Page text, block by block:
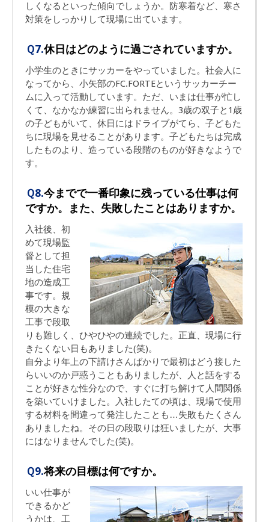
しくなるといった傾向でしょうか。防寒着など、寒さ
対策をしっかりして現場に出ています。
Ｑ7.休日はどのように過ごされていますか。
小学生のときにサッカーをやっていました。社会人に
なってから、小矢部のFC.FORTEというサッカーチー
ムに入って活動しています。ただ、いまは仕事が忙し
くて、なかなか練習に出られません。3歳の双子と1歳
の子どもがいて、休日にはドライブがてら、子どもた
ちに現場を見せることがあります。子どもたちは完成
したものより、造っている段階のものが好きなようで
す。
Ｑ8.今までで一番印象に残っている仕事は何
ですか。また、失敗したことはありますか。
入社後、初
めて現場監
督として担
当した住宅
地の造成工
事です。規
模の大きな
工事で段取
りも難しく、ひやひやの連続でした。正直、現場に行
きたくない日もありました(笑)。
自分より年上の下請けさんばかりで最初はどう接した
らいいのか戸惑うこともありましたが、人と話をする
ことが好きな性分なので、すぐに打ち解けて人間関係
を築いていけました。入社したての頃は、現場で使用
する材料を間違って発注したことも…失敗もたくさん
ありましたね。その日の段取りは狂いましたが、大事
にはなりませんでした(笑)。
Ｑ9.将来の目標は何ですか。
いい仕事が
できるかど
うかは、工